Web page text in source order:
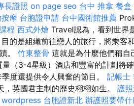
長證照 on page seo 台中 推拿 餐盒
摩 台胞證申請 台中國術館推薦
程 西式外燴 Travel認為，看到世界
的是組織前往戀人的旅行，將乘客
。 竹東整骨 這就是為什麼他們稱自
（3-4星級）酒店和豐富的計劃將
度還提供令人興奮的節目。 記帳士
英國君主制的歷史栩栩如生。 護
wordpress 台胞證新北 辦護照要帶什